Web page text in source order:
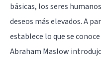
básicas, los seres
deseos más elevados. A
establece lo que se
Abraham Maslow